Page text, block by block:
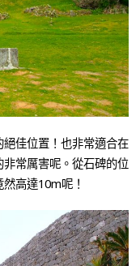
佳位置！也非常適合在
常厲害呢。從石碑的位
高達10m呢！